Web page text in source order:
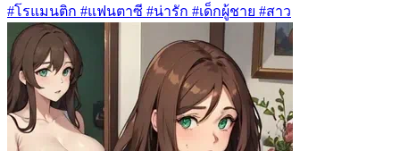
#โรแมนติก #แฟนตาซี #น่ารัก #เด็กผู้ชาย #สาว